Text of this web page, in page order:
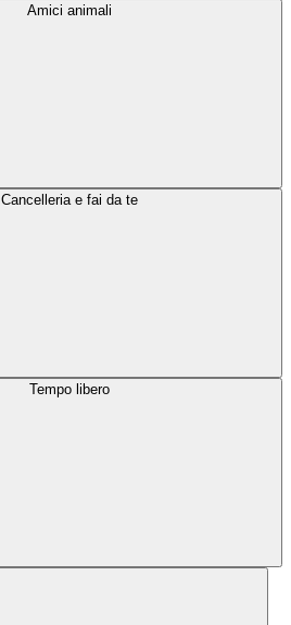
Amici animali
Cancelleria e fai da te
Tempo libero